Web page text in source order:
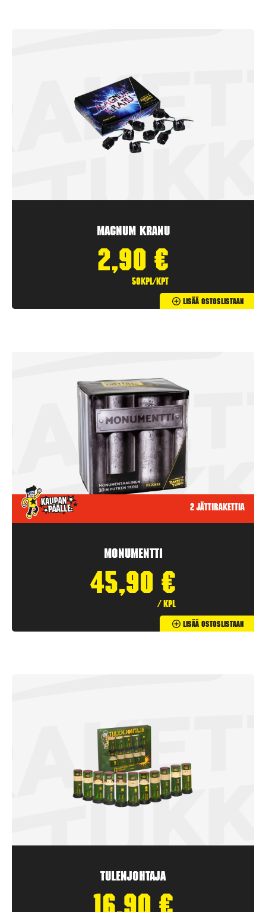
Magnum Kranu
2,90 €
50kpl/kpt
Lisää Ostoslistaan
2 jättirakettia
Monumentti
45,90 €
/ kpl
Lisää Ostoslistaan
Tulenjohtaja